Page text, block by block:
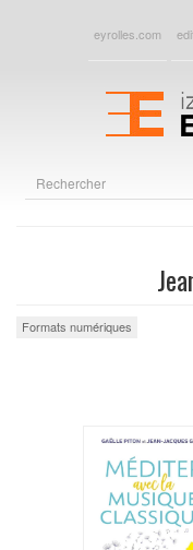
eyrolles.com
Formats numériques